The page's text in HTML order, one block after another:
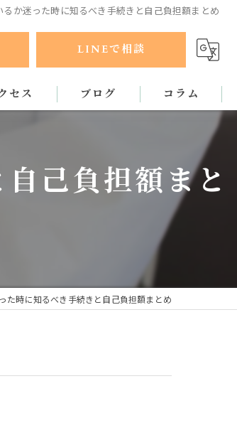
か迷った時に知るべき手続きと自己負担額まとめ
LINEで相談
セス ブログ コラム
己負担額まと
た時に知るべき手続きと自己負担額まとめ